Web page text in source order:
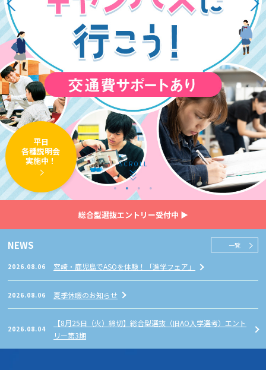
就職実績・内定実績
入学案内・学費
オープンキャンパス・説明会
資料請求
お問い合わせ アクセス
大学生・社会人の方
福岡での学びに興味のあ
留学生の方
高等学校の先生方 採用ご担当者の皆様
卒業生の方
について
SCROLL
平日
各種説明会
実施中！
総合型選抜エントリー受付中 ▶
NEWS 一覧
2026.08.06 宮崎・鹿児島でASOを体験！「進学フェア」
2026.08.06 夏季休暇のお知らせ
2026.08.04
【8月25日（火）締切】総合型選抜（旧AO入学選考）エント
リー第3期